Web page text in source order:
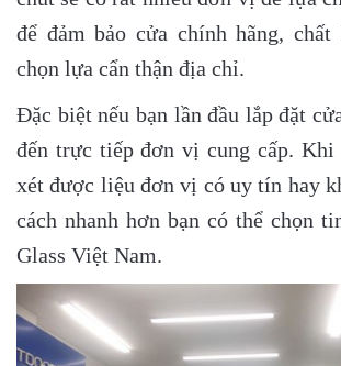
để đảm bảo cửa chính hãng, chất
chọn lựa cẩn thận địa chỉ.
Đặc biệt nếu bạn lần đầu lắp đặt
đến trực tiếp đơn vị cung cấp. Khi
xét được liệu đơn vị có uy tín hay
cách nhanh hơn bạn có thể chọn
Glass Việt Nam.